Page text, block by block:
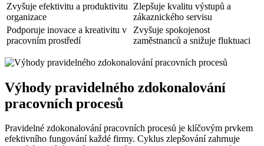
Zvyšuje efektivitu a produktivitu
organizace
Zlepšuje kvalitu výstupů a
zákaznického servisu
Podporuje inovace a kreativitu v
pracovním prostředí
Zvyšuje spokojenost
zaměstnanců a snižuje fluktuaci
Výhody pravidelného zdokonalování
pracovních procesů
Pravidelné zdokonalování pracovních procesů je klíčovým prvkem
efektivního fungování každé firmy. Cyklus zlepšování zahrnuje